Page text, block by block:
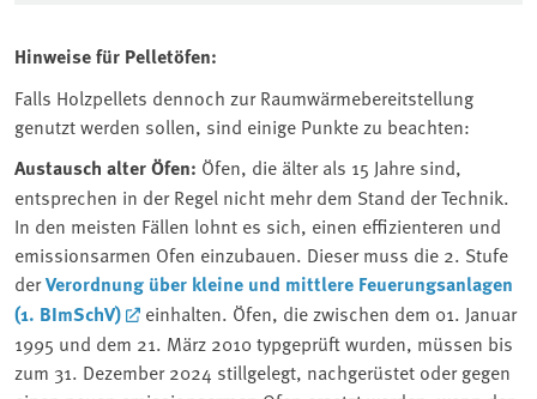
Hinweise für Pelletöfen:
Falls Holzpellets dennoch zur Raumwärmebereitstellung
genutzt werden sollen, sind einige Punkte zu beachten:
Austausch alter Öfen: Öfen, die älter als 15 Jahre sind,
entsprechen in der Regel nicht mehr dem Stand der Technik.
In den meisten Fällen lohnt es sich, einen effizienteren und
emissionsarmen Ofen einzubauen. Dieser muss die 2. Stufe
derVerordnung über kleine und mittlere Feuerungsanlagen
(1. BImSchV)
einhalten. Öfen, die zwischen dem 01. Januar
1995 und dem 21. März 2010 typgeprüft wurden, müssen bis
zum 31. Dezember 2024 stillgelegt, nachgerüstet oder gegen